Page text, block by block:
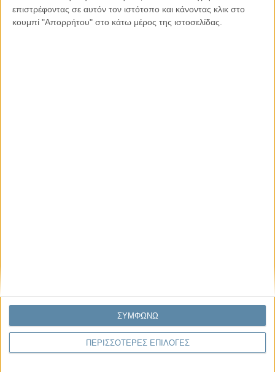
επιστρέφοντας σε αυτόν τον ιστότοπο και κάνοντας κλικ στο
κουμπί "Απορρήτου" στο κάτω μέρος της ιστοσελίδας.
ΠΕΡΙΣΣΟΤΕΡΕΣ ΕΠΙΛΟΓΕΣ
ΣΥΜΦΩΝΩ
στο Propago του Γιάννη Πανούση
Να αφήνεις τους ανθρώπους να είναι (letting